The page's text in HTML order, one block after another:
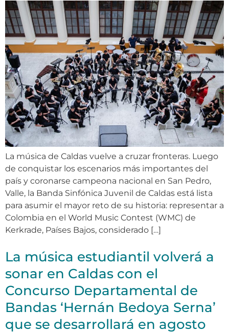
La música de Caldas vuelve a cruzar fronteras. Luego
de conquistar los escenarios más importantes del
país y coronarse campeona nacional en San Pedro,
Valle, la Banda Sinfónica Juvenil de Caldas está lista
para asumir el mayor reto de su historia: representar a
Colombia en el World Music Contest (WMC) de
Kerkrade, Países Bajos, considerado […]
La música estudiantil volverá a
sonar en Caldas con el
Concurso Departamental de
Bandas ‘Hernán Bedoya Serna’
que se desarrollará en agosto